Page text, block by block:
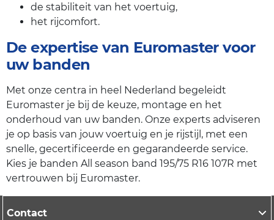
de stabiliteit van het voertuig,
het rijcomfort.
De expertise van Euromaster voor
uw banden
Met onze centra in heel Nederland begeleidt
Euromaster je bij de keuze, montage en het
onderhoud van uw banden. Onze experts adviseren
je op basis van jouw voertuig en je rijstijl, met een
snelle, gecertificeerde en gegarandeerde service.
Kies je banden All season band 195/75 R16 107R met
vertrouwen bij Euromaster.
Contact